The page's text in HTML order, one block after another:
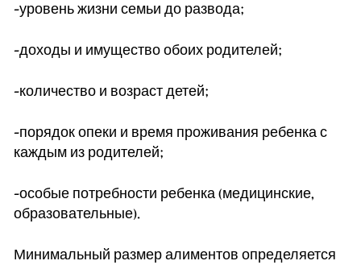
-уровень жизни семьи до развода;
-доходы и имущество обоих родителей;
-количество и возраст детей;
-порядок опеки и время проживания ребенка с
каждым из родителей;
-особые потребности ребенка (медицинские,
образовательные).
Минимальный размер алиментов определяется